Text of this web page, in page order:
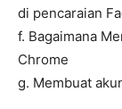
di pencaraian
f. Bagaimana
Chrome
g. Membuat